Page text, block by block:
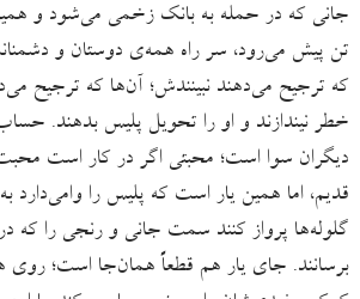
جانی که در حمله به بانک زخمی می‌شود و
تن پیش می‌رود، سر راه همه‌ی دوستان و
که ترجیح می‌دهند نبینندش؛ آن‌ها که ترجیح
خطر نیندازند و او را تحویل پلیس بدهند.
دیگران سوا است؛ محبتی اگر در کار است
قدیم، اما همین یار است که پلیس را وامی‌دارد
گلوله‌ها پرواز کنند سمت جانی و رنجی را
برسانند. جای یار هم قطعاً همان‌جا است؛